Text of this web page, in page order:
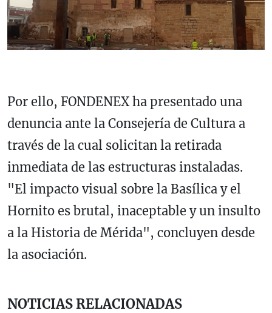
Por ello, FONDENEX ha presentado una
denuncia ante la Consejería de Cultura a
través de la cual solicitan la retirada
inmediata de las estructuras instaladas.
"El impacto visual sobre la Basílica y el
Hornito es brutal, inaceptable y un insulto
a la Historia de Mérida", concluyen desde
la asociación.
NOTICIAS RELACIONADAS